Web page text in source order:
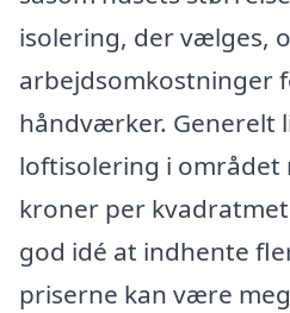
isolering, der vælges,
arbejdsomkostninger
håndværker. Generelt
loftisolering i området
kroner per
god idé at indhente
priserne kan være